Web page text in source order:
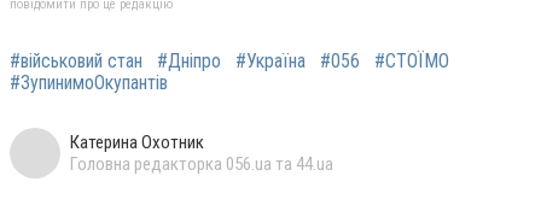
повідомити про це редакцію
#військовий стан #Дніпро #Україна #056
#СТОЇМО
#ЗупинимоОкупантів
Катерина Охотник
Головна редакторка 056.ua та 44.ua